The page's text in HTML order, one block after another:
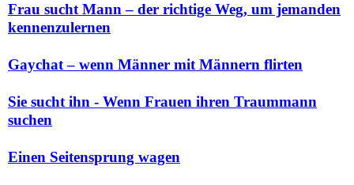
Frau sucht Mann – der richtige Weg, um jemanden
kennenzulernen
Gaychat – wenn Männer mit Männern flirten
Sie sucht ihn - Wenn Frauen ihren Traummann
suchen
Einen Seitensprung wagen